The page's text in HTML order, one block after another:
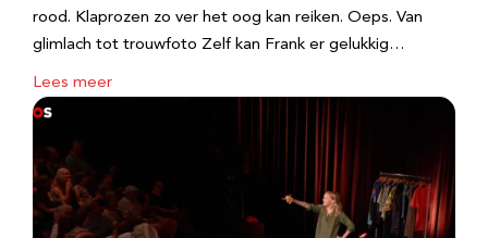
rood. Klaprozen zo ver het oog kan reiken. Oeps. Van
glimlach tot trouwfoto Zelf kan Frank er gelukkig…
Lees meer